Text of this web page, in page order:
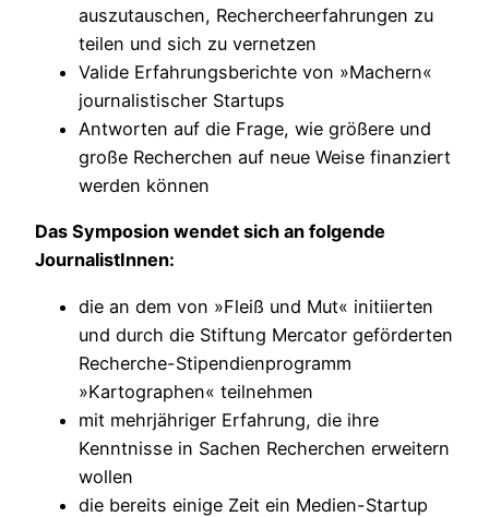
auszutauschen, Rechercheerfahrungen zu
teilen und sich zu vernetzen
Valide Erfahrungsberichte von »Machern«
journalistischer Startups
Antworten auf die Frage, wie größere und
große Recherchen auf neue Weise finanziert
werden können
Das Symposion wendet sich an folgende
JournalistInnen:
die an dem von »Fleiß und Mut« initiierten
und durch die Stiftung Mercator geförderten
Recherche-Stipendienprogramm
»Kartographen« teilnehmen
mit mehrjähriger Erfahrung, die ihre
Kenntnisse in Sachen Recherchen erweitern
wollen
die bereits einige Zeit ein Medien-Startup